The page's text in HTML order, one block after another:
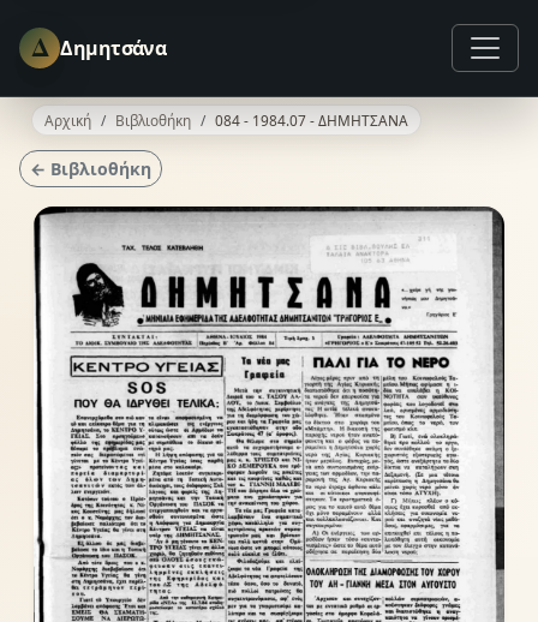
Δ Δημητσάνα
Αρχική Βιβλιοθήκη 084 - 1984.07 - ΔΗΜΗΤΣΑΝΑ
← Βιβλιοθήκη